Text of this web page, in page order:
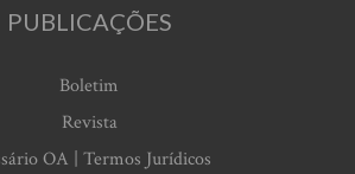
PUBLICAÇÕES
Boletim
Revista
OA | Termos Jurídicos